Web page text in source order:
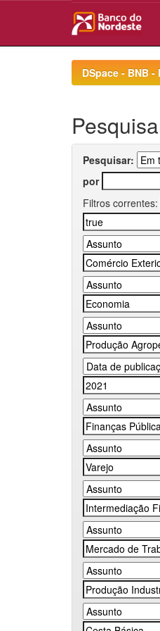
DSpace - BNB
Pesquisar:
por
Filtros correntes: